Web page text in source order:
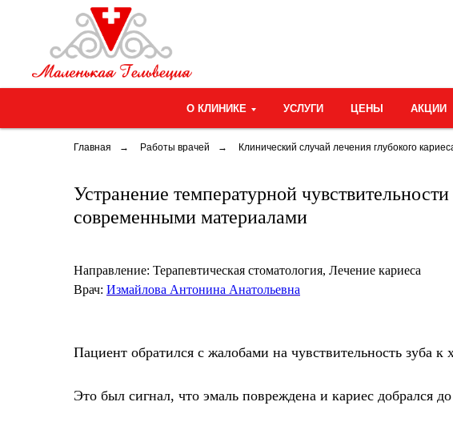
О КЛИНИКЕ УСЛУГИ ЦЕНЫ АКЦИИ
Главная → Работы врачей → Клинический случай лечения глубокого
Устранение температурной
современными материалами
Направление: Терапевтическая стоматология, Лечение кариеса
Врач: Измайлова Антонина Анатольевна
Пациент обратился с жалобами на чувствительность зуба к
Это был сигнал, что эмаль повреждена и кариес добрался